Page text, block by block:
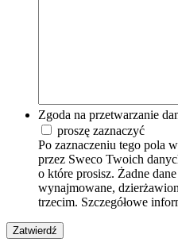
Zgoda na przetwarzanie
proszę zaznaczyć
Po zaznaczeniu tego pola
przez Sweco Twoich
o które prosisz. Żadne
wynajmowane,
trzecim. Szczegółowe
Zatwierdź